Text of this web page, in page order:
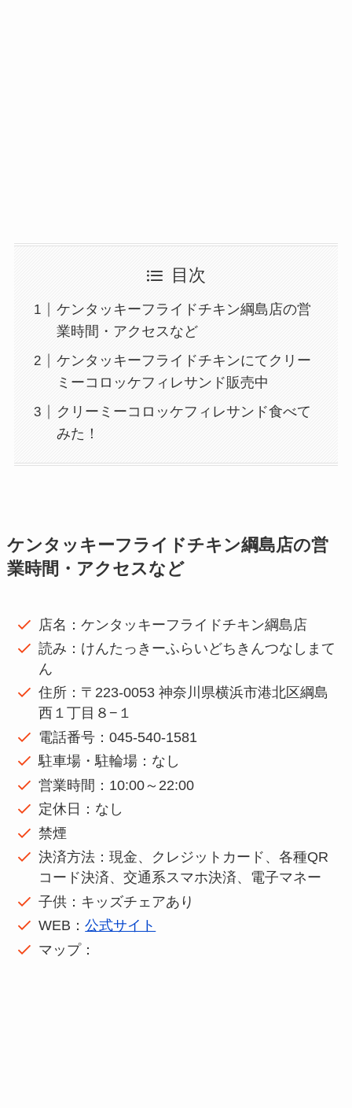
目次
ケンタッキーフライドチキン綱島店の営
業時間・アクセスなど
ケンタッキーフライドチキンにてクリー
ミーコロッケフィレサンド販売中
クリーミーコロッケフィレサンド食べて
みた！
ケンタッキーフライドチキン綱島店の営
業時間・アクセスなど
店名：ケンタッキーフライドチキン綱島店
読み：けんたっきーふらいどちきんつなしまて
ん
住所：〒223-0053 神奈川県横浜市港北区綱島
西１丁目８−１
電話番号：045-540-1581
駐車場・駐輪場：なし
営業時間：10:00～22:00
定休日：なし
禁煙
決済方法：現金、クレジットカード、各種QR
コード決済、交通系スマホ決済、電子マネー
子供：キッズチェアあり
WEB：公式サイト
マップ：